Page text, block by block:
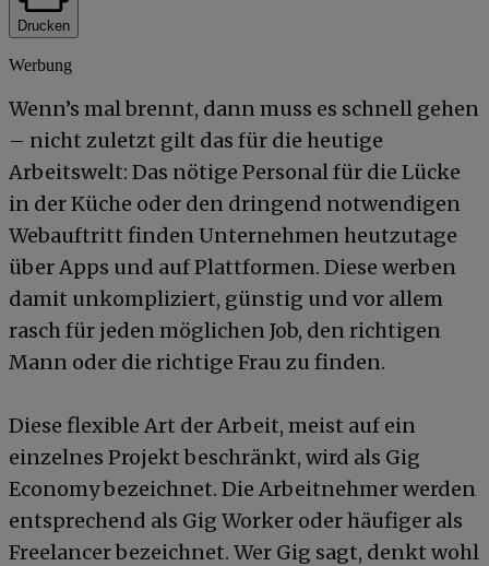
Drucken
Werbung
Wenn’s mal brennt, dann muss es schnell gehen
– nicht zuletzt gilt das für die heutige
Arbeitswelt: Das nötige Personal für die Lücke
in der Küche oder den dringend notwendigen
Webauftritt finden Unternehmen heutzutage
über Apps und auf Plattformen. Diese werben
damit unkompliziert, günstig und vor allem
rasch für jeden möglichen Job, den richtigen
Mann oder die richtige Frau zu finden.
Diese flexible Art der Arbeit, meist auf ein
einzelnes Projekt beschränkt, wird als Gig
Economy bezeichnet. Die Arbeitnehmer werden
entsprechend als Gig Worker oder häufiger als
Freelancer bezeichnet. Wer Gig sagt, denkt wohl